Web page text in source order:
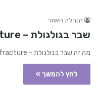
הנהלת האתר
שבר בגולגולת – Skull fracture
מה זה שבר בגולגולת - Skull fracture
לחץ להמשך »